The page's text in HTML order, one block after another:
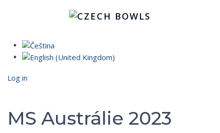
Log in
MS Austrálie 2023